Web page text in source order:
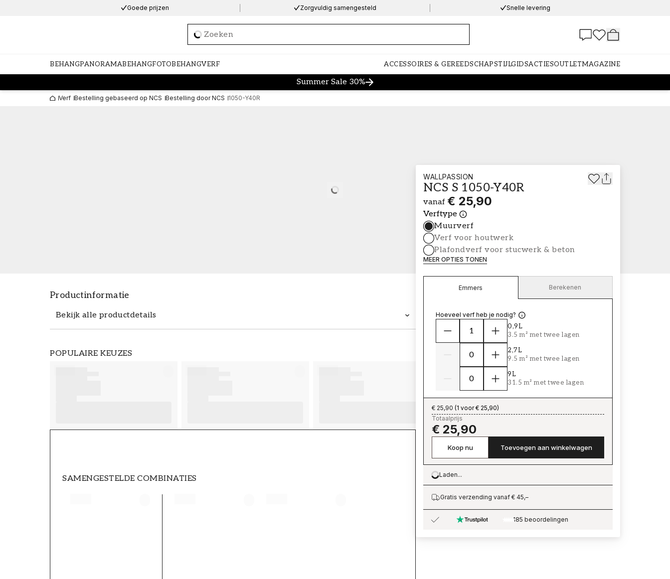
Goede prijzen Zorgvuldig samengesteld Snelle levering
Loading…
BEHANGPANORAMABEHANGFOTOBEHANGVERF ACCESSOIRES & GEREEDSCHAPSTIJLGIDSACTIESOUTLETMAGAZINE
Summer Sale 30%
Verf Bestelling gebaseerd op NCS Bestelling door NCS 1050-Y40R
Loading…
Productinformatie
Bekijk alle productdetails
POPULAIRE KEUZES
SAMENGESTELDE COMBINATIES
WALLPASSION
NCS S 1050-Y40R
vanaf € 25,90
Verftype
Muurverf
Verf voor houtwerk
Plafondverf voor stucwerk & beton
MEER OPTIES TONEN
Emmers Berekenen
Hoeveel verf heb je nodig?
0,9L
3.5 m² met twee lagen
2,7L
9.5 m² met twee lagen
9L
31.5 m² met twee lagen
€ 25,90 (1 voor € 25,90)
Totaalprijs
€ 25,90
Koop nu Toevoegen aan winkelwagen
Loading…
Laden...
Gratis verzending vanaf € 45,–
185 beoordelingen